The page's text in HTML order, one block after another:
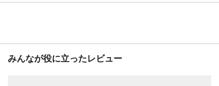
みんなが役に立ったレビュー